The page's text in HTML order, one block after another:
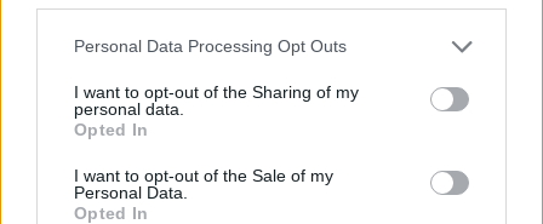
Please note that this website/app uses one or more Google
not limited to your visit or usage behaviour. You may click to
grant or deny consent to Google and its third-party tags to
use your data for below specified purposes in below Google
consent section.
Personal Data Processing Opt Outs
I want to opt-out of the Sharing of my
personal data.
Opted In
I want to opt-out of the Sale of my
Personal Data.
Opted In